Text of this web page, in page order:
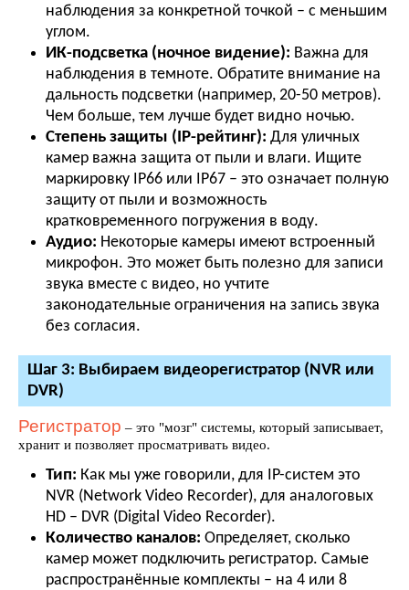
наблюдения за конкретной точкой – с меньшим
углом.
ИК-подсветка (ночное видение): Важна для
наблюдения в темноте. Обратите внимание на
дальность подсветки (например, 20-50 метров).
Чем больше, тем лучше будет видно ночью.
Степень защиты (IP-рейтинг): Для уличных
камер важна защита от пыли и влаги. Ищите
маркировку IP66 или IP67 – это означает полную
защиту от пыли и возможность
кратковременного погружения в воду.
Аудио: Некоторые камеры имеют встроенный
микрофон. Это может быть полезно для записи
звука вместе с видео, но учтите
законодательные ограничения на запись звука
без согласия.
Шаг 3: Выбираем видеорегистратор (NVR или
DVR)
Регистратор – это "мозг" системы, который записывает,
хранит и позволяет просматривать видео.
Тип: Как мы уже говорили, для IP-систем это
NVR (Network Video Recorder), для аналоговых
HD – DVR (Digital Video Recorder).
Количество каналов: Определяет, сколько
камер может подключить регистратор. Самые
распространённые комплекты – на 4 или 8